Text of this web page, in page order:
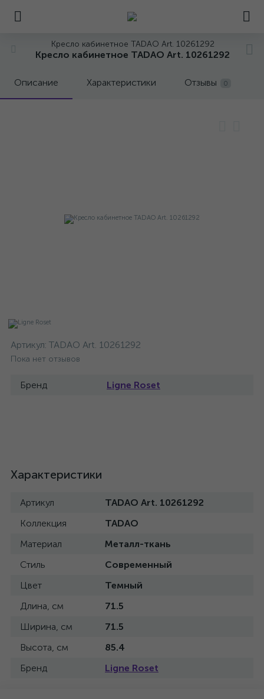
Кресло кабинетное TADAO Art. 10261292
Кресло кабинетное TADAO Art. 10261292
Описание Характеристики Отзывы 0
Артикул: TADAO Art. 10261292
Пока нет отзывов
Бренд Ligne Roset
Характеристики
Артикул
TADAO Art. 10261292
Коллекция
TADAO
Материал
Металл-ткань
Стиль
Современный
Цвет
Темный
Длина, см
71.5
Ширина, см
71.5
Высота, см
85.4
Бренд
Ligne Roset